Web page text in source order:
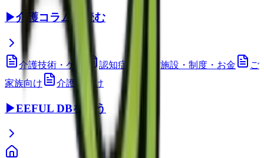
▶介護コラムを読む
介護技術・ケア 認知症ケア 施設・制度・お金
ご
家族向け
介護職向け
▶EEFUL DBを使う